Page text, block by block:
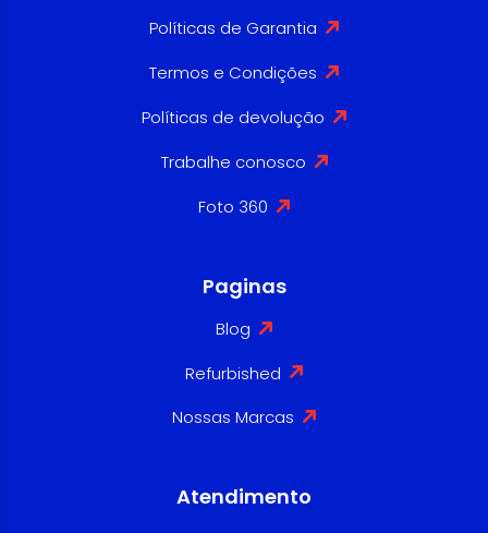
Políticas de Garantia
Termos e Condições
Políticas de devolução
Trabalhe conosco
Foto 360
Paginas
Blog
Refurbished
Nossas Marcas
Atendimento